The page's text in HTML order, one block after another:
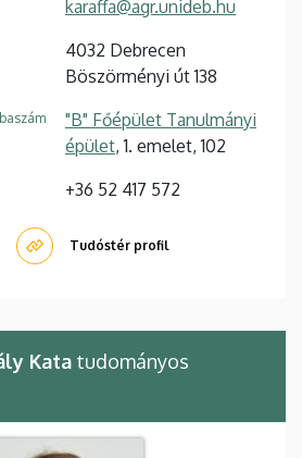
karaffa@agr.unideb.hu
4032 Debrecen
Böszörményi út 138
"B" Főépület Tanulmányi
épület, 1. emelet, 102
+36 52 417 572
Tudóstér profil
Kata tudományos